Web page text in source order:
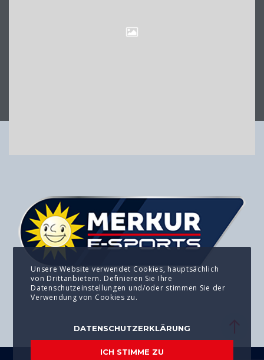
Unsere Website verwendet Cookies, hauptsächlich
von Drittanbietern. Definieren Sie Ihre
Datenschutzeinstellungen und/oder stimmen Sie der
Verwendung von Cookies zu.
DATENSCHUTZERKLÄRUNG
ICH STIMME ZU